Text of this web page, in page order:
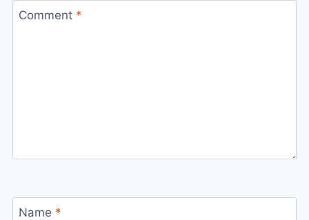
Comment *
Name *